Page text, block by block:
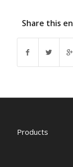
Share this
Products